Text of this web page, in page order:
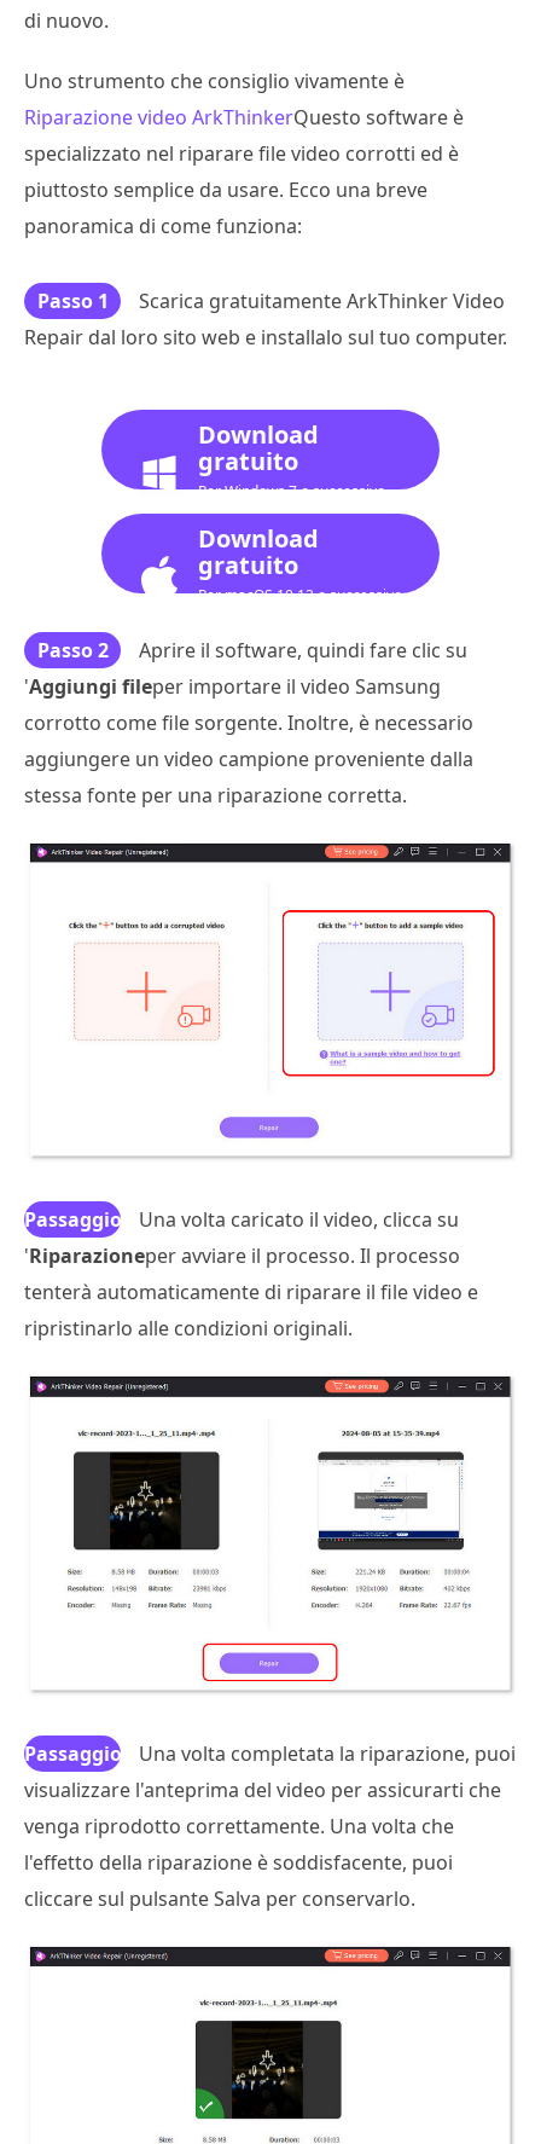
di nuovo.
Uno strumento che consiglio vivamente è
Riparazione video ArkThinkerQuesto software è
specializzato nel riparare file video corrotti ed è
piuttosto semplice da usare. Ecco una breve
panoramica di come funziona:
Passo 1
Scarica gratuitamente ArkThinker Video
Repair dal loro sito web e installalo sul tuo computer.
Download
gratuito
Per Windows 7 o successivo
Download
gratuito
Per macOS 10.12 o successivo
Passo 2
Aprire il software, quindi fare clic su
'Aggiungi fileper importare il video Samsung
corrotto come file sorgente. Inoltre, è necessario
aggiungere un video campione proveniente dalla
stessa fonte per una riparazione corretta.
Passaggio
3
Una volta caricato il video, clicca su
'Riparazioneper avviare il processo. Il processo
tenterà automaticamente di riparare il file video e
ripristinarlo alle condizioni originali.
Passaggio
4
Una volta completata la riparazione, puoi
visualizzare l'anteprima del video per assicurarti che
venga riprodotto correttamente. Una volta che
l'effetto della riparazione è soddisfacente, puoi
cliccare sul pulsante Salva per conservarlo.